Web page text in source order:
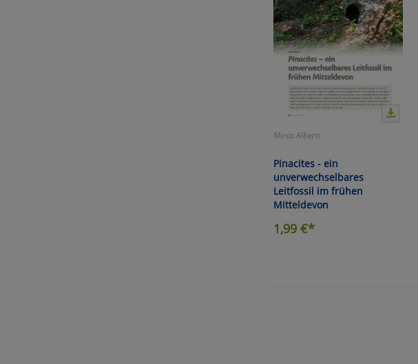
Mirco Alberti
Pinacites - ein
unverwechselbares
Leitfossil im frühen
Mitteldevon
1,99 €*